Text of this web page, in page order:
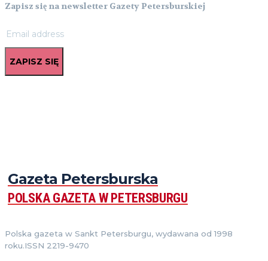
Zapisz się na newsletter Gazety Petersburskiej
ZAPISZ SIĘ
Gazeta Petersburska
POLSKA GAZETA W PETERSBURGU
Polska gazeta w Sankt Petersburgu, wydawana od 1998
roku.ISSN 2219-9470